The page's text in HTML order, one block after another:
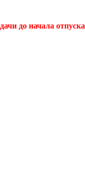
до начала отпуска